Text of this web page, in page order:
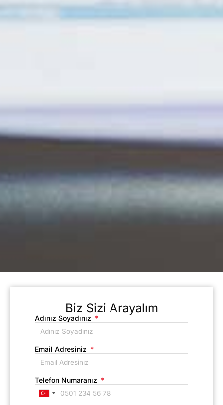
Biz Sizi Arayalım
Adınız Soyadınız
Email Adresiniz
Telefon Numaranız
Turkey